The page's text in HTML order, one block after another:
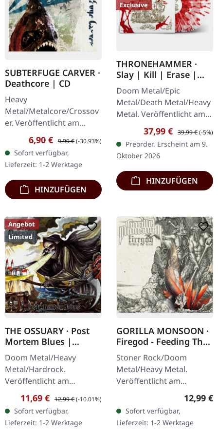
SUBTERFUGE CARVER ·
Deathcore | CD
Heavy
Metal/Metalcore/Crossov
er. Veröffentlicht am
08.02.2008, auf Supreme
Chaos Records. CD im
Jewelcase mit 12-seitigem
Booklet. Subterfuge
Carver…
Verkaufspreis:
6,90 € Regulärer Preis:
9,99 €(-30.93%)
Sofort verfügbar,
Lieferzeit: 1-2 Werktage
HINZUFÜGEN
Exclusive
THRONEHAMMER ·
Slay | Kill | Erase |
BLOOD SPLATTER 2LP
Doom Metal/Epic
Metal/Death Metal/Heavy
Metal. Veröffentlicht am
09.10.2026, auf Supreme
Chaos Records. Crystal
Clear/Blood Splatter
Doppel-Vinyl im…
Verkaufspreis:
37,99 € Regulärer
39,99 €(-5%)
Preorder. Erscheint am 9.
Oktober 2026
HINZUFÜGEN
Angebot
Limited
THE OSSUARY · Post
Mortem Blues |
DIGIPAK CD
Doom Metal/Heavy
Metal/Hardrock.
Veröffentlicht am
17.02.2017, auf Supreme
Chaos Records. Limitierte
Erstauflage als Digipak.
Debüt-Album der…
Verkaufspreis:
11,69 € Regulärer Preis:
12,99 €(-10.01%)
Sofort verfügbar,
Lieferzeit: 1-2 Werktage
GORILLA MONSOON ·
Firegod - Feeding The
Beast | CD
Stoner Rock/Doom
Metal/Heavy Metal.
Veröffentlicht am
11.05.2018, auf Supreme
Chaos Records. CD im
Jewelcase mit 8-seitigem
Booklet. Das dritte
12,99 €
Sofort verfügbar,
Lieferzeit: 1-2 Werktage